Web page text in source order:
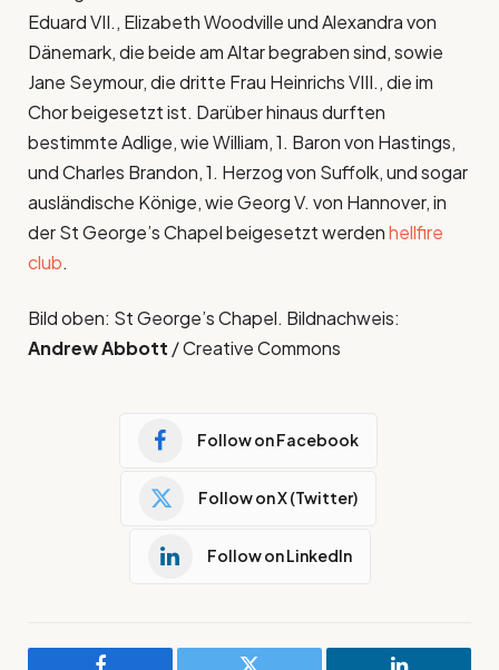
Eduard VII., Elizabeth Woodville und Alexandra von
Dänemark, die beide am Altar begraben sind, sowie
Jane Seymour, die dritte Frau Heinrichs VIII., die im
Chor beigesetzt ist. Darüber hinaus durften
bestimmte Adlige, wie William, 1. Baron von Hastings,
und Charles Brandon, 1. Herzog von Suffolk, und sogar
ausländische Könige, wie Georg V. von Hannover, in
der St George’s Chapel beigesetzt werdenhellfire
club.
Bild oben: St George’s Chapel. Bildnachweis:
Andrew Abbott / Creative Commons
Follow on Facebook
Follow on X (Twitter)
Follow on LinkedIn